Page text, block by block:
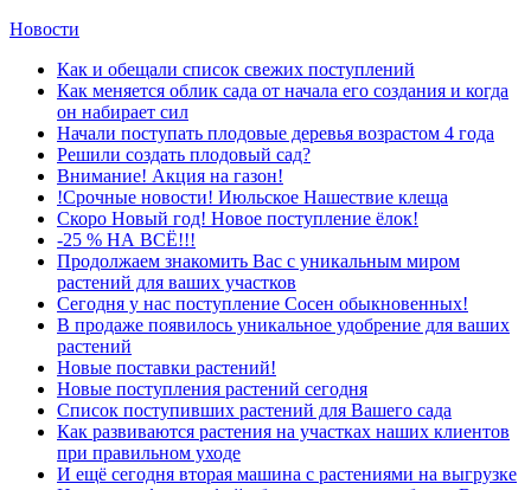
Новости
Как и обещали список свежих поступлений
Как меняется облик сада от начала его создания и когда
он набирает сил
Начали поступать плодовые деревья возрастом 4 года
Решили создать плодовый сад?
Внимание! Акция на газон!
!Срочные новости! Июльское Нашествие клеща
Скоро Новый год! Новое поступление ёлок!
-25 % НА ВСЁ!!!
Продолжаем знакомить Вас с уникальным миром
растений для ваших участков
Сегодня у нас поступление Сосен обыкновенных!
В продаже появилось уникальное удобрение для ваших
растений
Новые поставки растений!
Новые поступления растений сегодня
Список поступивших растений для Вашего сада
Как развиваются растения на участках наших клиентов
при правильном уходе
И ещё сегодня вторая машина с растениями на выгрузке